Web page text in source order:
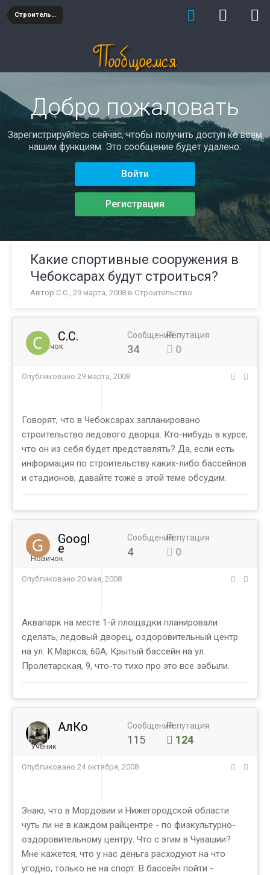
Строительство
Добро пожаловать
Зарегистрируйтесь сейчас, чтобы получить доступ ко всем
нашим функциям. Это сообщение будет удалено.
Войти
Регистрация
Какие спортивные сооружения в
Чебоксарах будут строиться?
Автор C.C., 29 марта, 2008 в Строительство
C.C.
Новичок
Сообщений
34
Репутация
0
Опубликовано 29 марта, 2008
Говорят, что в Чебоксарах запланировано
строительство ледового дворца. Кто-нибудь в курсе,
что он из себя будет представлять? Да, если есть
информация по строительству каких-либо бассейнов
и стадионов, давайте тоже в этой теме обсудим.
Googl
e
Новичок
Сообщений
4
Репутация
0
Опубликовано 20 мая, 2008
Аквапарк на месте 1-й площадки планировали
сделать, ледовый дворец, оздоровительный центр
на ул. К.Маркса, 60А, Крытый бассейн на ул.
Пролетарская, 9, что-то тихо про это все забыли.
АлКо
Ученик
Сообщений
115
Репутация
124
Опубликовано 24 октября, 2008
Знаю, что в Мордовии и Нижегородской области
чуть ли не в каждом райцентре - по физкультурно-
оздоровительному центру. Что с этим в Чувашии?
Мне кажется, что у нас деньга расходуют на что
угодно, только не на спорт. В бассейн пойти -